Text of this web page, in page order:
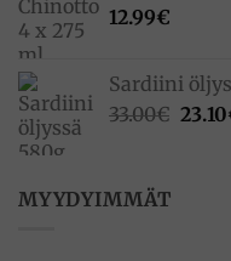
12.99€
Sardiini
33.00€ 23.10
MYYDYIMMÄT